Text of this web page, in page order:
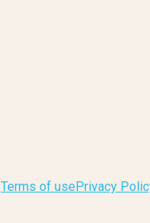
Terms of usePrivacy